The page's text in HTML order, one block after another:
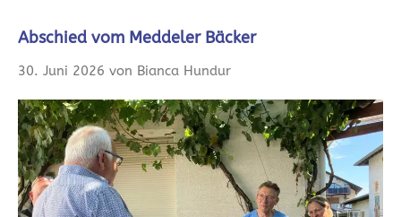
Abschied vom Meddeler Bäcker
30. Juni 2026 von Bianca Hundur